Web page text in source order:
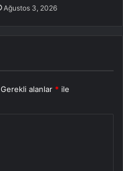
Ağustos 3, 2026
Gerekli alanlar * ile